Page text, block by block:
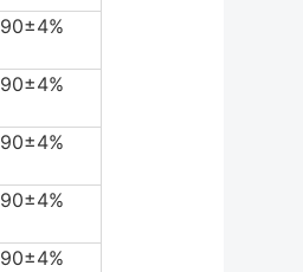
90±4%
90±4%
90±4%
90±4%
90±4%